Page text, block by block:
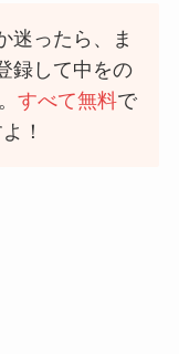
迷ったら、ま
録して中をの
すべて無料で
！